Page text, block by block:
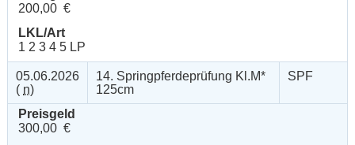
200,00 €
LKL/Art
1 2 3 4 5 LP
05.06.2026
( n)
14. Springpferdeprüfung Kl.M*
125cm
SPF
Preisgeld
300,00 €